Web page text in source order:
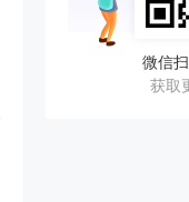
微信
获取